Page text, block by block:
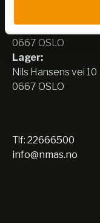
Nils Hansens vei 8
0667 OSLO
Lager:
Nils Hansens vei 10
0667 OSLO
Tlf: 22666500
info@nmas.no